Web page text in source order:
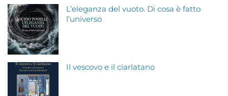
L’eleganza del vuoto. Di cosa è fatto
l’universo
Il vescovo e il ciarlatano